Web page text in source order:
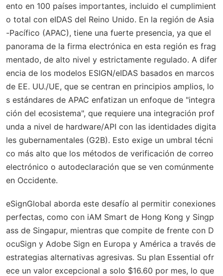
ento en 100 países importantes, incluido el cumplimient
o total con eIDAS del Reino Unido. En la región de Asia
-Pacífico (APAC), tiene una fuerte presencia, ya que el
panorama de la firma electrónica en esta región es frag
mentado, de alto nivel y estrictamente regulado. A difer
encia de los modelos ESIGN/eIDAS basados en marcos
de EE. UU./UE, que se centran en principios amplios, lo
s estándares de APAC enfatizan un enfoque de "integra
ción del ecosistema", que requiere una integración prof
unda a nivel de hardware/API con las identidades digita
les gubernamentales (G2B). Esto exige un umbral técni
co más alto que los métodos de verificación de correo
electrónico o autodeclaración que se ven comúnmente
en Occidente.
eSignGlobal aborda este desafío al permitir conexiones
perfectas, como con iAM Smart de Hong Kong y Singp
ass de Singapur, mientras que compite de frente con D
ocuSign y Adobe Sign en Europa y América a través de
estrategias alternativas agresivas. Su plan Essential ofr
ece un valor excepcional a solo $16.60 por mes, lo que